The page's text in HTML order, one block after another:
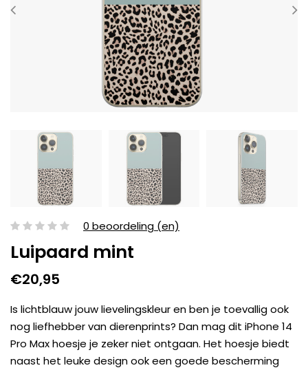
0 beoordeling (en)
Luipaard mint
€20,95
Is lichtblauw jouw lievelingskleur en ben je toevallig ook
nog liefhebber van dierenprints? Dan mag dit iPhone 14
Pro Max hoesje je zeker niet ontgaan. Het hoesje biedt
naast het leuke design ook een goede bescherming